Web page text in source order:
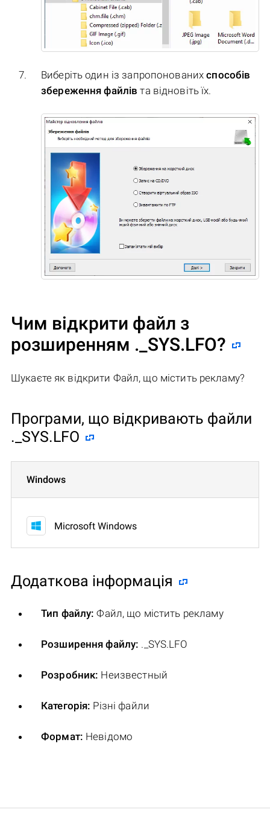
Виберіть один із запропонованихспособів
збереження файлів та відновіть їх.
Чим відкрити файл з
розширенням ._SYS.LFO?
Шукаєте як відкрити Файл, що містить рекламу?
Програми, що відкривають файли
._SYS.LFO
Windows
Microsoft Windows
Додаткова інформація
Тип файлу: Файл, що містить рекламу
Розширення файлу: ._SYS.LFO
Розробник: Неизвестный
Категорія: Різні файли
Формат: Невідомо